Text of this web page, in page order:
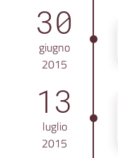
30
giugno
2015
13
luglio
2015